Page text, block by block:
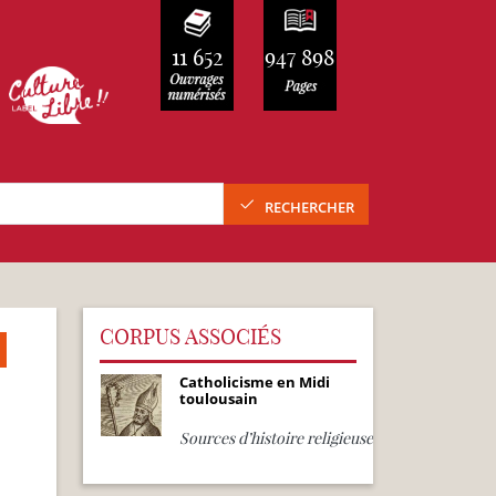
11 652 947 898
RECHERCHER
CORPUS ASSOCIÉS
Catholicisme en Midi
toulousain
Sources d’histoire religieuse